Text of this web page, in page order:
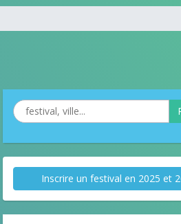
Inscrire un festival en 2025 et